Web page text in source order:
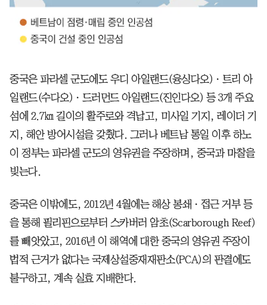
중국은 파라셀 군도에도 우디 아일랜드(융싱다오)ㆍ트리 아
일랜드(수다오)ㆍ드러먼드 아일랜드(진인다오) 등 3개 주요
섬에 2.7㎞ 길이의 활주로와 격납고, 미사일 기지, 레이더 기
지, 해안 방어시설을 갖췄다. 그러나 베트남 통일 이후 하노
이 정부는 파라셀 군도의 영유권을 주장하며, 중국과 마찰을
빚는다.
중국은 이밖에도, 2012년 4월에는 해상 봉쇄ㆍ접근 거부 등
을 통해 필리핀으로부터 스카버러 암초(Scarborough Reef)
를 빼앗았고, 2016년 이 해역에 대한 중국의 영유권 주장이
법적 근거가 없다는 국제상설중재재판소(PCA)의 판결에도
불구하고, 계속 실효 지배한다.